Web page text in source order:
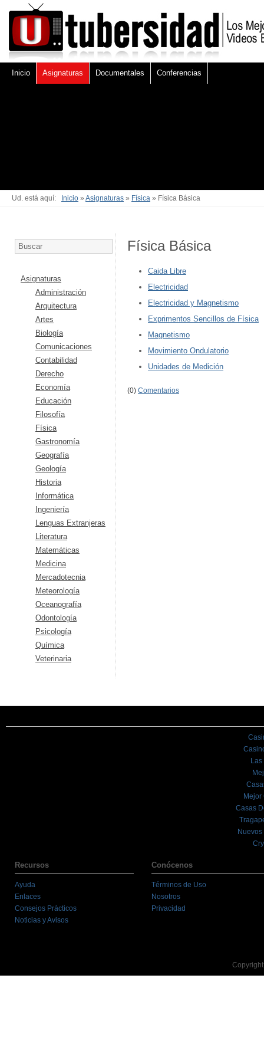
Inicio Asignaturas Documentales Conferencias
Ud. está aquí: Inicio » Asignaturas » Física » Física Básica
Asignaturas
Administración
Arquitectura
Artes
Biología
Comunicaciones
Contabilidad
Derecho
Economía
Educación
Filosofía
Física
Gastronomía
Geografía
Geología
Historia
Informática
Ingeniería
Lenguas Extranjeras
Literatura
Matemáticas
Medicina
Mercadotecnia
Meteorología
Oceanografía
Odontología
Psicología
Química
Veterinaria
Física Básica
Caida Libre
Electricidad
Electricidad y Magnetismo
Exprimentos Sencillos de Física
Magnetismo
Movimiento Ondulatorio
Unidades de Medición
(0) Comentarios
Mejor
Casas
Recursos
Ayuda
Enlaces
Consejos Prácticos
Noticias y Avisos
Conócenos
Términos de Uso
Nosotros
Privacidad